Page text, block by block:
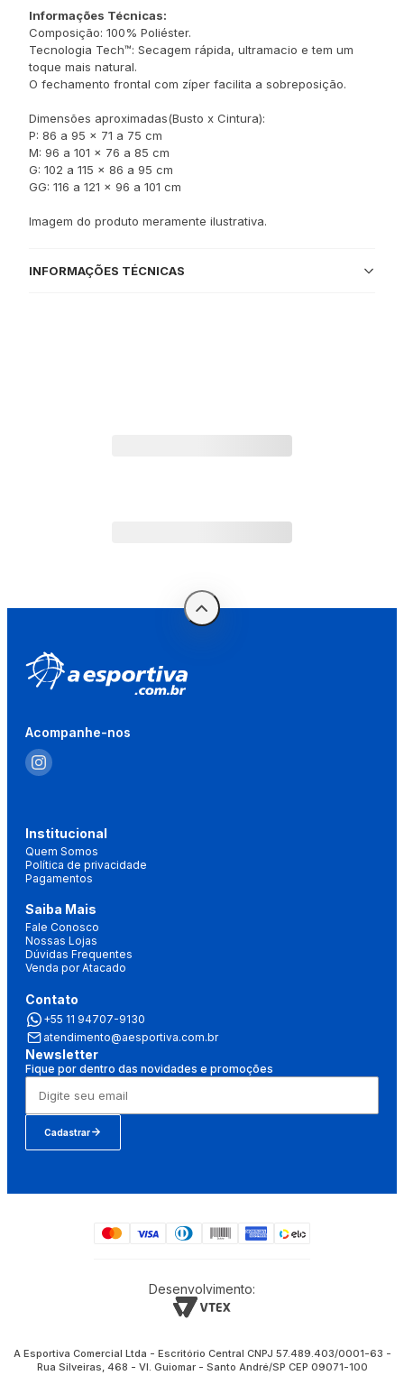
Informações Técnicas:
Composição: 100% Poliéster.
Tecnologia Tech™: Secagem rápida, ultramacio e tem um
toque mais natural.
O fechamento frontal com zíper facilita a sobreposição.
Dimensões aproximadas(Busto x Cintura):
P: 86 a 95 x 71 a 75 cm
M: 96 a 101 x 76 a 85 cm
G: 102 a 115 x 86 a 95 cm
GG: 116 a 121 x 96 a 101 cm
Imagem do produto meramente ilustrativa.
INFORMAÇÕES TÉCNICAS
Acompanhe-nos
Institucional
Quem Somos
Política de privacidade
Pagamentos
Saiba Mais
Fale Conosco
Nossas Lojas
Dúvidas Frequentes
Venda por Atacado
Contato
+55 11 94707-9130
atendimento@aesportiva.com.br
Newsletter
Fique por dentro das novidades e promoções
Cadastrar
Desenvolvimento:
A Esportiva Comercial Ltda - Escritório Central CNPJ 57.489.403/0001-63 -
Rua Silveiras, 468 - Vl. Guiomar - Santo André/SP CEP 09071-100